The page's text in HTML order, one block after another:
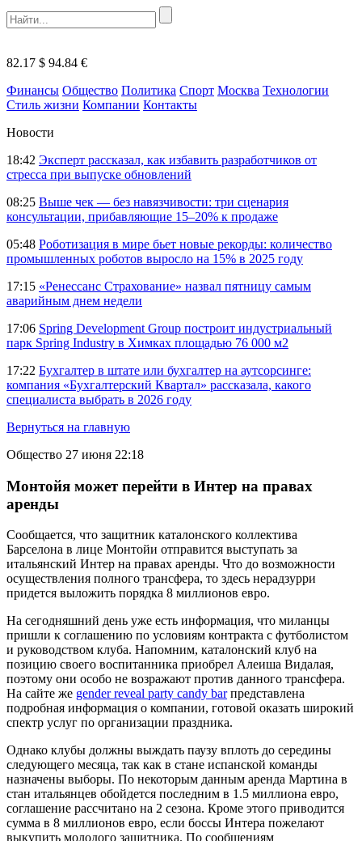
82.17 $ 94.84 €
Финансы Общество Политика Спорт Москва Технологии
Стиль жизни Компании Контакты
Новости
18:42 Эксперт рассказал, как избавить разработчиков от
стресса при выпуске обновлений
08:25 Выше чек — без навязчивости: три сценария
консультации, прибавляющие 15–20% к продаже
05:48 Роботизация в мире бьет новые рекорды: количество
промышленных роботов выросло на 15% в 2025 году
17:15 «Ренессанс Страхование» назвал пятницу самым
аварийным днем недели
17:06 Spring Development Group построит индустриальный
парк Spring Industry в Химках площадью 76 000 м2
17:22 Бухгалтер в штате или бухгалтер на аутсорсинге:
компания «Бухгалтерский Квартал» рассказала, какого
специалиста выбрать в 2026 году
Вернуться на главную
Общество 27 июня 22:18
Монтойя может перейти в Интер на правах
аренды
Сообщается, что защитник каталонского коллектива
Барселона в лице Монтойи отправится выступать за
итальянский Интер на правах аренды. Что до возможности
осуществления полного трансфера, то здесь нерадзурри
придется выложить порядка 8 миллионов евро.
На сегодняшний день уже есть информация, что миланцы
пришли к соглашению по условиям контракта с футболистом
и руководством клуба. Напомним, каталонский клуб на
позицию своего воспитанника приобрел Алеиша Видалая,
поэтому они особо не возражают против данного трансфера.
На сайте же gender reveal party candy barпредставлена
подробная информация о компании, готовой оказать широкий
спектр услуг по организации праздника.
Однако клубы должны выждать паузу вплоть до середины
следующего месяца, так как в стане испанской команды
назначены выборы. По некоторым данным аренда Мартина в
стан итальянцев обойдется последним в 1.5 миллиона евро,
соглашение рассчитано на 2 сезона. Кроме этого приводится
сумма в 8 миллионов евро, если боссы Интера пожелают
выкупить молодого защитника. По сообщениям